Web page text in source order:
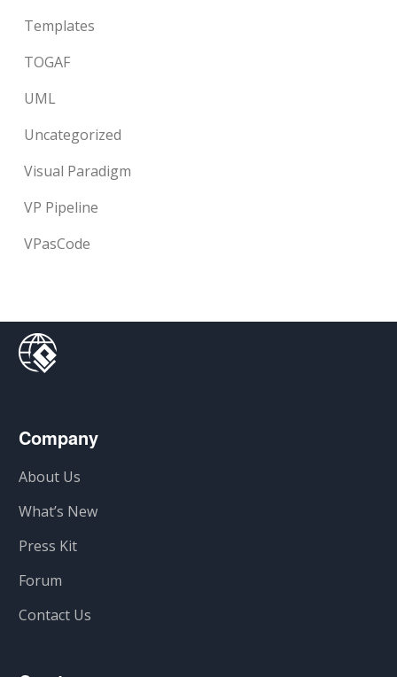
Templates
TOGAF
UML
Uncategorized
Visual Paradigm
VP Pipeline
VPasCode
Company
About Us
What’s New
Press Kit
Forum
Contact Us